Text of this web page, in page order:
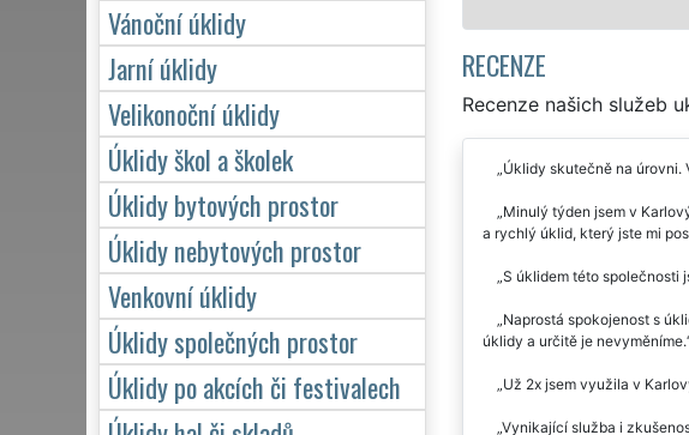
RECENZE
Recenze našich služeb
Úklidy skutečně na úrovni.
Minulý týden jsem v
a rychlý úklid, který jste mi
S úklidem této společnosti
Naprostá spokojenost s
úklidy a určitě je nevyměníme.
Už 2x jsem využila v
Vynikající služba i
Vánoční úklidy
Jarní úklidy
Velikonoční úklidy
Úklidy škol a školek
Úklidy bytových prostor
Úklidy nebytových prostor
Venkovní úklidy
Úklidy společných prostor
Úklidy po akcích či festivalech